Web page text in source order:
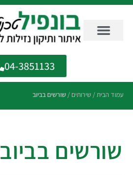
04-3851133
עמוד הבית/ שירותים / שורשים בביוב
שורשים בביוב